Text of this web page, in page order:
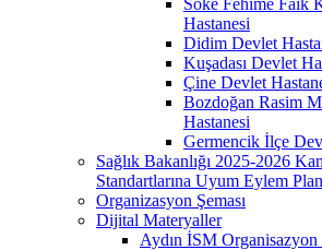
Hastanesi
Didim Devlet
Kuşadası Devlet
Çine Devlet
Bozdoğan Rasim
Hastanesi
Germencik İlçe
Sağlık Bakanlığı 2025-2026
Standartlarına Uyum Eylem
Organizasyon Şeması
Dijital Materyaller
Aydın İSM Organisazyon